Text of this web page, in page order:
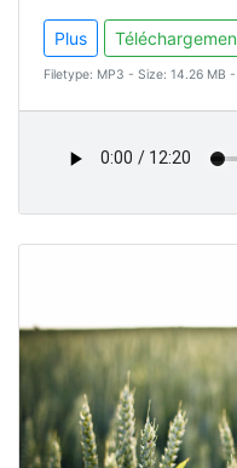
Plus
Filetype: MP3 - Size: 14.26 MB